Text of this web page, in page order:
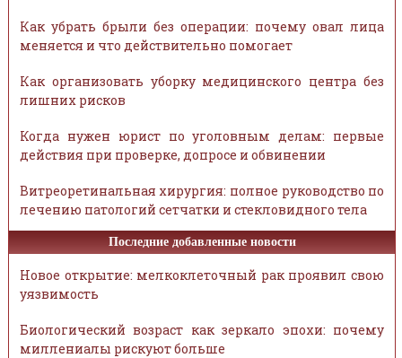
Как убрать брыли без операции: почему овал лица
меняется и что действительно помогает
Как организовать уборку медицинского центра без
лишних рисков
Когда нужен юрист по уголовным делам: первые
действия при проверке, допросе и обвинении
Витреоретинальная хирургия: полное руководство по
лечению патологий сетчатки и стекловидного тела
Последние добавленные новости
Новое открытие: мелкоклеточный рак проявил свою
уязвимость
Биологический возраст как зеркало эпохи: почему
миллениалы рискуют больше